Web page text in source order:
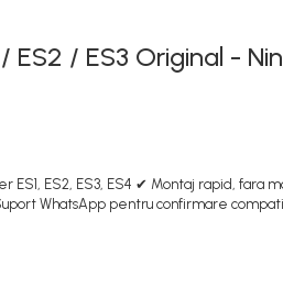
ES2 / ES3 Original -
ES1, ES2, ES3, ES4 ✔ Montaj rapid, fara
WhatsApp pentru confirmare